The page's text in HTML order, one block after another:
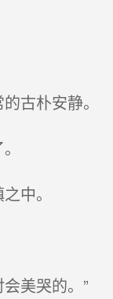
古朴安静。
中。
美哭的。”